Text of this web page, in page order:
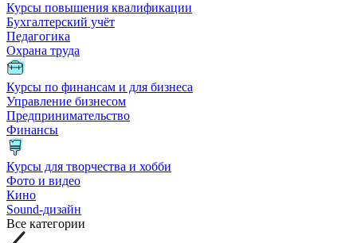
Курсы повышения квалификации
Бухгалтерский учёт
Педагогика
Охрана труда
Курсы по финансам и для бизнеса
Управление бизнесом
Предпринимательство
Финансы
Курсы для творчества и хобби
Фото и видео
Кино
Sound-дизайн
Все категории